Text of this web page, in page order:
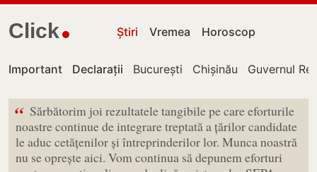
Click Știri Vremea Horoscop
Important Declarații București Chișinău Guvernul
“ Sărbătorim joi rezultatele tangibile pe care eforturile
noastre continue de integrare treptată a țărilor candidate
le aduc cetățenilor și întreprinderilor lor. Munca noastră
nu se oprește aici. Vom continua să depunem eforturi